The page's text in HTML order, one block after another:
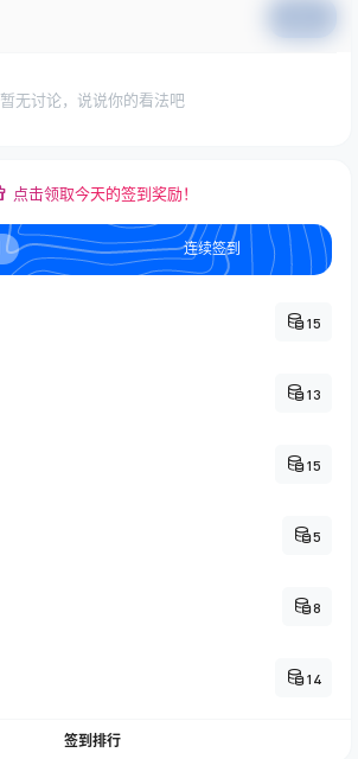
暂无讨论，说说你的看法吧
点击领取今天的签到奖励！
连续签到
15
13
15
5
8
14
签到排行